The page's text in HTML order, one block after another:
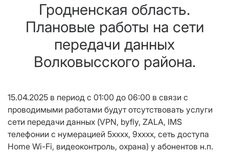
Гродненская область.
Плановые работы на сети
передачи данных
Волковысского района.
15.04.2025 в период с 01:00 до 06:00 в связи с
проводимыми работами будут отсутствовать услуги
сети передачи данных (VPN, byfly, ZALA, IMS
телефонии с нумерацией 5хххх, 9хххх, сеть доступа
Home Wi-Fi, видеоконтроль, охрана) у абонентов н.п.